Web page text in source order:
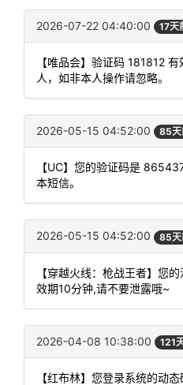
2026-07-22 04:40:00 17天
【唯品会】验证码 181812
人，如非本人操作请忽略。
2026-05-15 04:52:00 85天
【UC】您的验证码是
本短信。
2026-05-15 04:52:00 85天
【穿越火线：枪战王者】您
效期10分钟,请不要泄露哦~
2026-04-08 10:38:00 121
【红布林】您登录系统的动